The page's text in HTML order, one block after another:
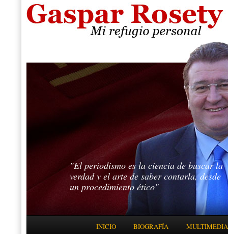
"El periodismo es la ciencia de buscar la
verdad y el arte de saber contarla, desde
un procedimiento ético"
IR AL CONTENIDO PRINCIPAL
IR AL CONTENIDO SECUNDARIO
INICIO BIOGRAFÍA MULTIMEDIA